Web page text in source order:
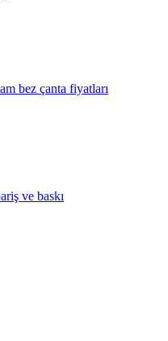
bez çanta fiyatları
ve baskı